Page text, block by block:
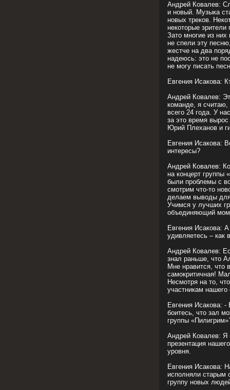
Андрей Ковалев:
и новый. Музыка
новых треков.
некоторые
Зато многие из
не спели эту
жестче на два
надеюсь: это не
не могу писать
Евгения Исакова:
Андрей Ковалев:
команде, я
всего 24 года. У
за это время
Юрий Плеханов и
Евгения Исакова:
интересы?
Андрей Ковалев:
на концерт группы
были проблемы с
смотрим что-то
делаем выводы
Учимся у лучших
объединяющий
Евгения Исакова:
удивляетесь – как
Андрей Ковалев:
знал раньше, что
Мне нравится, что
самокритичная!
Несмотря на то,
участникам
Евгения Исакова:
боитесь, что зал
группы
Андрей Ковалев: Я
презентация
уровня.
Евгения Исакова:
исполняли старым
группу новых